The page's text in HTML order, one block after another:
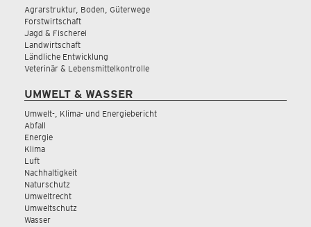
Agrarstruktur, Boden, Güterwege
Forstwirtschaft
Jagd & Fischerei
Landwirtschaft
Ländliche Entwicklung
Veterinär & Lebensmittelkontrolle
UMWELT & WASSER
Umwelt-, Klima- und Energiebericht
Abfall
Energie
Klima
Luft
Nachhaltigkeit
Naturschutz
Umweltrecht
Umweltschutz
Wasser